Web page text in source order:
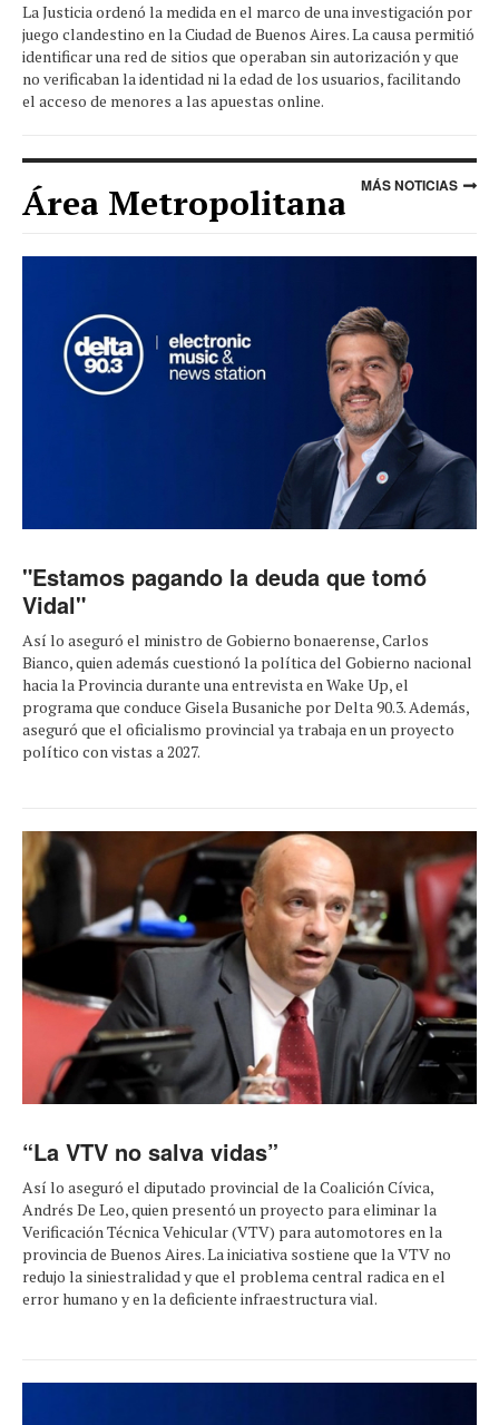
La Justicia ordenó la medida en el marco de una investigación por
juego clandestino en la Ciudad de Buenos Aires. La causa permitió
identificar una red de sitios que operaban sin autorización y que
no verificaban la identidad ni la edad de los usuarios, facilitando
el acceso de menores a las apuestas online.
Área Metropolitana MÁS NOTICIAS
"Estamos pagando la deuda que tomó
Vidal"
Así lo aseguró el ministro de Gobierno bonaerense, Carlos
Bianco, quien además cuestionó la política del Gobierno nacional
hacia la Provincia durante una entrevista en Wake Up, el
programa que conduce Gisela Busaniche por Delta 90.3. Además,
aseguró que el oficialismo provincial ya trabaja en un proyecto
político con vistas a 2027.
“La VTV no salva vidas”
Así lo aseguró el diputado provincial de la Coalición Cívica,
Andrés De Leo, quien presentó un proyecto para eliminar la
Verificación Técnica Vehicular (VTV) para automotores en la
provincia de Buenos Aires. La iniciativa sostiene que la VTV no
redujo la siniestralidad y que el problema central radica en el
error humano y en la deficiente infraestructura vial.